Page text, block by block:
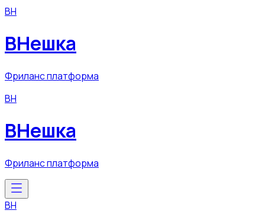
ВН
ВНешка
Фриланс платформа
ВН
ВНешка
Фриланс платформа
ВН